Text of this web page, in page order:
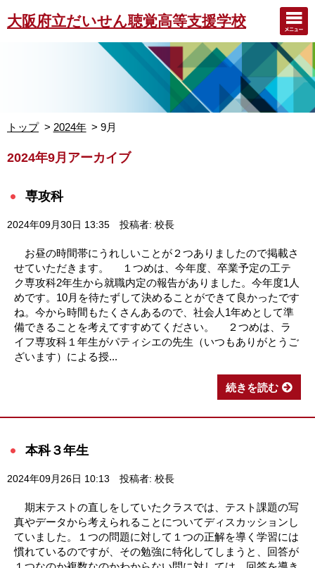
大阪府立だいせん聴覚高等支援学校
トップ 2024年 9月
2024年9月アーカイブ
専攻科
2024年09月30日 13:35 投稿者: 校長
お昼の時間帯にうれしいことが２つありましたので掲載さ
せていただきます。 １つめは、今年度、卒業予定の工テ
ク専攻科2年生から就職内定の報告がありました。今年度1人
めです。10月を待たずして決めることができて良かったです
ね。今から時間もたくさんあるので、社会人1年めとして準
備できることを考えてすすめてください。 ２つめは、ラ
イフ専攻科１年生がパティシエの先生（いつもありがとうご
ざいます）による授...
続きを読む
本科３年生
2024年09月26日 10:13 投稿者: 校長
期末テストの直しをしていたクラスでは、テスト課題の写
真やデータから考えられることについてディスカッションし
ていました。１つの問題に対して１つの正解を導く学習には
慣れているのですが、その勉強に特化してしまうと、回答が